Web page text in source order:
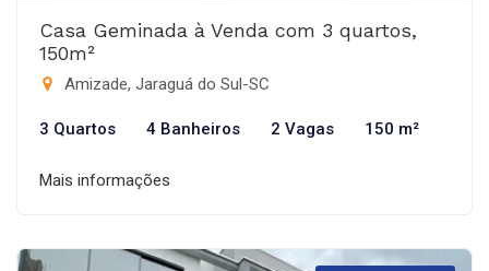
Casa Geminada à Venda com 3 quartos,
150m²
Amizade, Jaraguá do Sul-SC
3 Quartos 4 Banheiros 2 Vagas 150 m²
Mais informações